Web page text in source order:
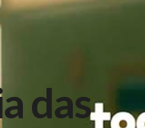
das